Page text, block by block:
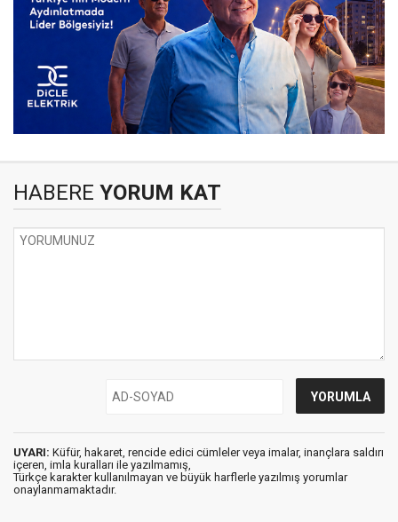
HABERE YORUM KAT
UYARI: Küfür, hakaret, rencide edici cümleler veya imalar, inançlara saldırı
içeren, imla kuralları ile yazılmamış,
Türkçe karakter kullanılmayan ve büyük harflerle yazılmış yorumlar
onaylanmamaktadır.